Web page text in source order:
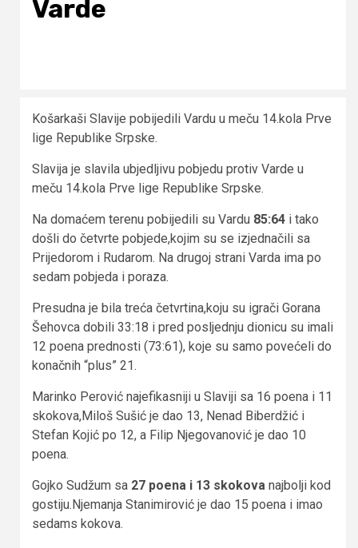
Varde
Košarkaši Slavije pobijedili Vardu u meču 14.kola Prve
lige Republike Srpske.
Slavija je slavila ubjedljivu pobjedu protiv Varde u
meču 14.kola Prve lige Republike Srpske.
Na domaćem terenu pobijedili su Vardu 85:64 i tako
došli do četvrte pobjede,kojim su se izjednačili sa
Prijedorom i Rudarom. Na drugoj strani Varda ima po
sedam pobjeda i poraza.
Presudna je bila treća četvrtina,koju su igrači Gorana
Šehovca dobili 33:18 i pred posljednju dionicu su imali
12 poena prednosti (73:61), koje su samo povećeli do
konačnih “plus” 21.
Marinko Perović najefikasniji u Slaviji sa 16 poena i 11
skokova,Miloš Sušić je dao 13, Nenad Biberdžić i
Stefan Kojić po 12, a Filip Njegovanović je dao 10
poena.
Gojko Sudžum sa 27 poena i 13 skokova najbolji kod
gostiju.Njemanja Stanimirović je dao 15 poena i imao
sedams kokova.